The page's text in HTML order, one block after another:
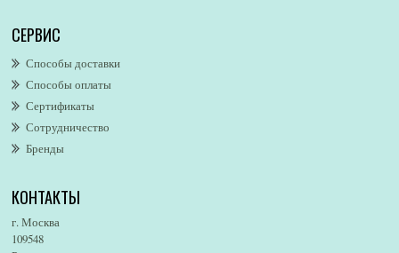
AllSaints
Alsayad
Altaia
Alvarez Gomez
Alviero Martini
Alyson Oldoini
American Eagle
Amore Segreto
СЕРВИС
Способы доставки
Способы оплаты
Сертификаты
Сотрудничество
Бренды
КОНТАКТЫ
г. Москва
109548